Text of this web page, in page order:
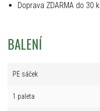
Doprava ZDARMA do 30
BALENÍ
PE sáček
1 paleta